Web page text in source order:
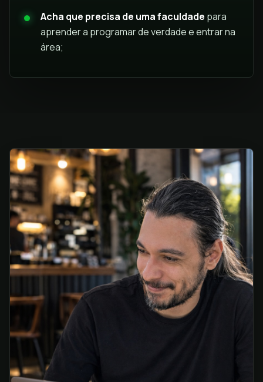
Acha que precisa de uma faculdade para
aprender a programar de verdade e entrar na
área;